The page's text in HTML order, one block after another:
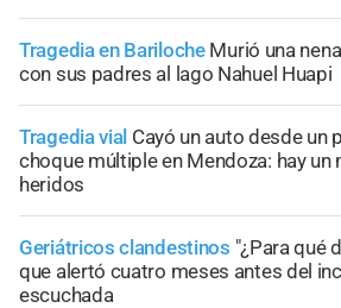
Tragedia en Bariloche Murió una
con sus padres al lago Nahuel Huapi
Tragedia vial Cayó un auto desde un
choque múltiple en Mendoza: hay un
heridos
Geriátricos clandestinos "¿Para qué
que alertó cuatro meses antes del
escuchada